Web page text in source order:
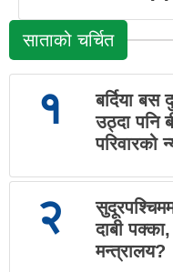
साताको चर्चित
१
बर्दिया
उठ्दा पनि
परिवारको
२
दाबी
मन्त्रालय?